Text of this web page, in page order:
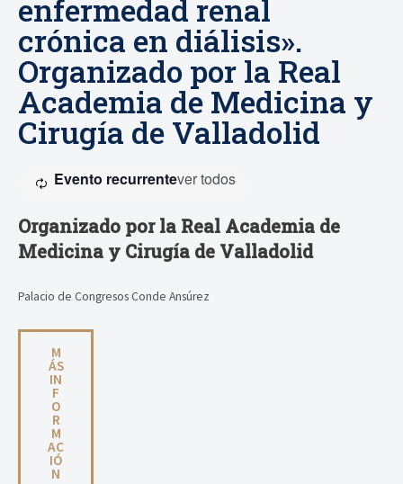
enfermedad renal
crónica en diálisis».
Organizado por la Real
Academia de Medicina y
Cirugía de Valladolid
Evento recurrentever todos
Organizado por la Real Academia de
Medicina y Cirugía de Valladolid
Palacio de Congresos Conde Ansúrez
M
ÁS
IN
F
O
R
M
AC
IÓ
N